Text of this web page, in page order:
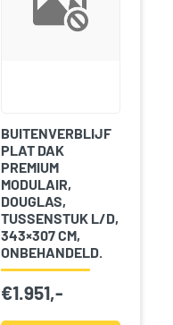
BUITENVERBLIJF
PLAT DAK
PREMIUM
MODULAIR,
DOUGLAS,
TUSSENSTUK L/D,
343×307 CM,
ONBEHANDELD.
€1.951,-